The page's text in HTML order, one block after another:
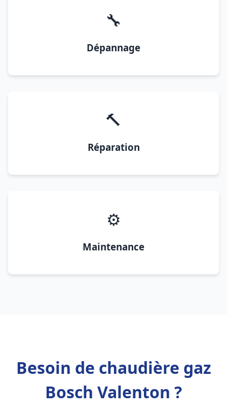
🔧
Dépannage
🔨
Réparation
⚙️
Maintenance
Besoin de chaudière gaz
Bosch Valenton ?